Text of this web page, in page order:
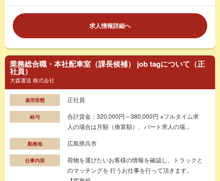
求人情報詳細へ
業務総合職・本社配車室（課長候補） job tagについて（正
社員）
大森運送 株式会社
雇用形態 正社員
給与
合計賃金：320,000円～380,000円 ※フルタイム求
人の場合は月額（換算額）、パート求人の場...
勤務地 広島県呉市
仕事内容
荷物を運びたいお客様の情報を確認し、トラックと
のマッチングを 行うお仕事を行って頂きます。